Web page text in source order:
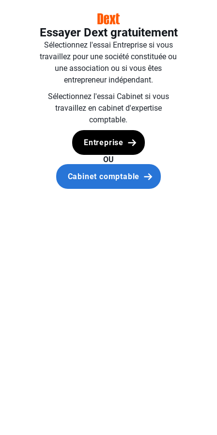
Essayer Dext gratuitement
Sélectionnez l'essai Entreprise si vous
travaillez pour une société constituée ou
une association ou si vous êtes
entrepreneur indépendant.
Sélectionnez l'essai Cabinet si vous
travaillez en cabinet d'expertise
comptable.
Entreprise
OU
Cabinet comptable